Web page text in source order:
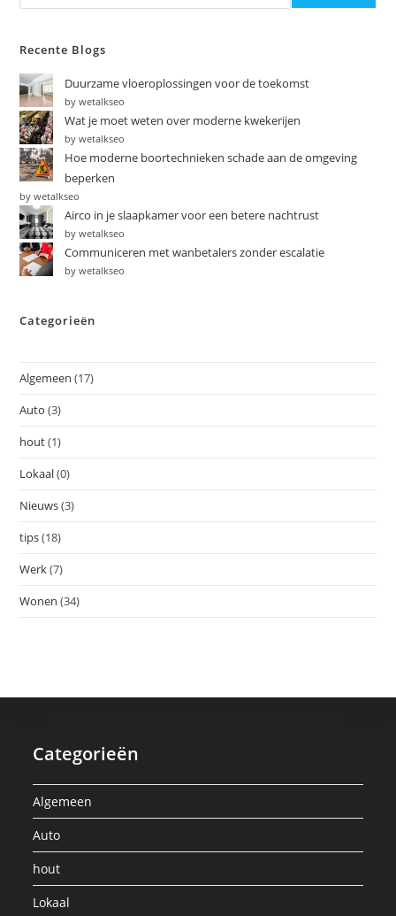
Recente Blogs
Duurzame vloeroplossingen voor de toekomst
by wetalkseo
Wat je moet weten over moderne kwekerijen
by wetalkseo
Hoe moderne boortechnieken schade aan de omgeving
beperken
by wetalkseo
Airco in je slaapkamer voor een betere nachtrust
by wetalkseo
Communiceren met wanbetalers zonder escalatie
by wetalkseo
Categorieën
Algemeen (17)
Auto (3)
hout(1)
Lokaal(0)
Nieuws(3)
tips(18)
Werk(7)
Wonen (34)
Categorieën
Algemeen
Auto
hout
Lokaal